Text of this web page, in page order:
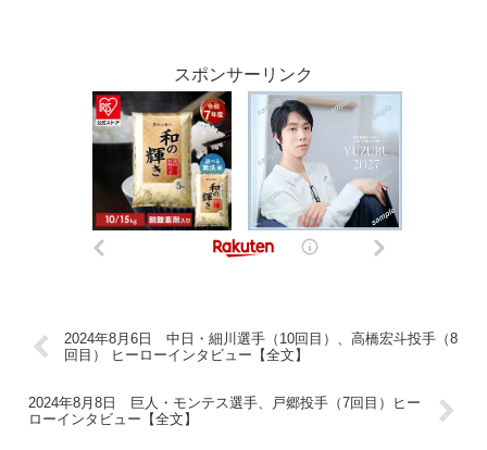
スポンサーリンク
2024年8月6日 中日・細川選手（10回目）、高橋宏斗投手（8
回目） ヒーローインタビュー【全文】
2024年8月8日 巨人・モンテス選手、戸郷投手（7回目）ヒー
ローインタビュー【全文】